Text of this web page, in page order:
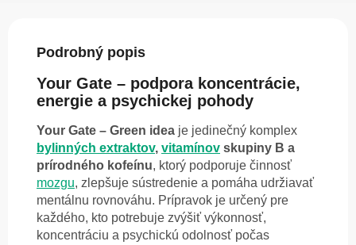
Podrobný popis
Your Gate – podpora koncentrácie,
energie a psychickej pohody
Your Gate – Green idea je jedinečný komplex
bylinných extraktov, vitamínov skupiny B a
prírodného kofeínu, ktorý podporuje činnosť
mozgu, zlepšuje sústredenie a pomáha udržiavať
mentálnu rovnováhu. Prípravok je určený pre
každého, kto potrebuje zvýšiť výkonnosť,
koncentráciu a psychickú odolnosť počas